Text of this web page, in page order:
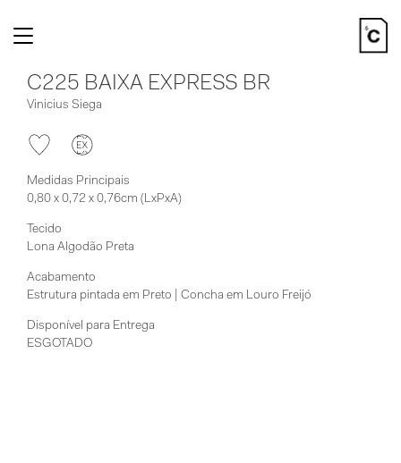
Toggle
C225 BAIXA EXPRESS BR
Vinicius Siega
Medidas Principais
0,80 x 0,72 x 0,76cm (LxPxA)
Tecido
Lona Algodão Preta
Acabamento
Estrutura pintada em Preto | Concha em Louro Freijó
Disponível para Entrega
ESGOTADO